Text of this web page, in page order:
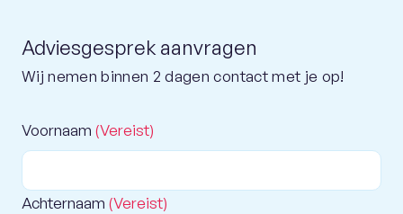
Adviesgesprek aanvragen
Wij nemen binnen 2 dagen contact met je op!
Voornaam (Vereist)
Achternaam (Vereist)